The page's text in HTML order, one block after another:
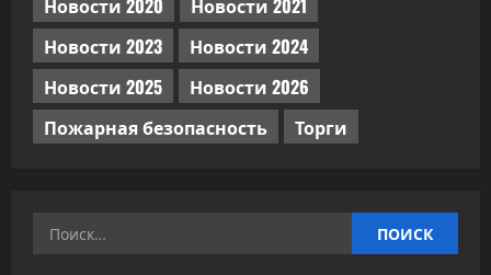
Новости 2023
Новости 2024
Новости 2025
Новости 2026
Пожарная безопасность
Торги
Найти: